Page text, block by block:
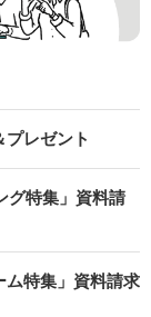
レゼント
グ特集」資料請
ム特集」資料請求